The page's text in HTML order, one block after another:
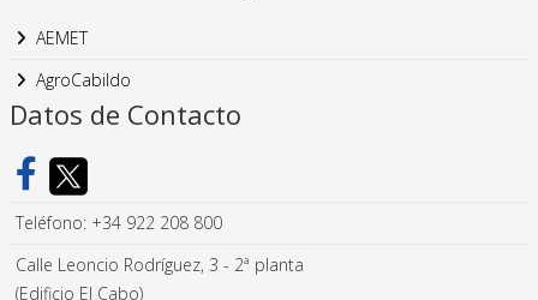
AEMET
AgroCabildo
Datos de Contacto
Teléfono: +34 922 208 800
Calle Leoncio Rodríguez, 3 - 2ª planta
(Edificio El Cabo)